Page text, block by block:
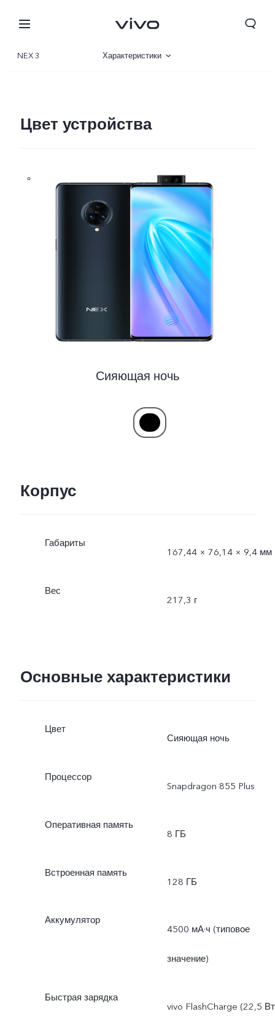
NEX 3 Характеристики
Цвет устройства
Сияющая ночь
Корпус
Габариты
167,44 × 76,14 × 9,4 мм
Вес
217,3 г
Основные характеристики
Цвет
Сияющая ночь
Процессор
Snapdragon 855 Plus
Оперативная память
8 ГБ
Встроенная память
128 ГБ
Аккумулятор
4500 мА·ч (типовое
значение)
Быстрая зарядка
vivo FlashCharge (22,5